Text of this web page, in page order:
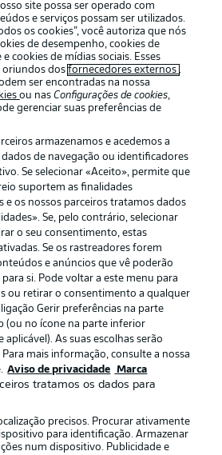
Avisos legais
Aviso de privacidade
Trabalhe conosco
Contato
site possa ser operado com
e serviços possam ser utilizados.
os cookies”, você autoriza que nós
de desempenho, cookies de
cookies de mídias sociais. Esses
oriundos dosfornecedores externos .
ser encontradas na nossa
ou nasConfigurações de cookies,
gerenciar suas preferências de
armazenamos e acedemos a
de navegação ou identificadores
Se selecionar «Aceito», permite que
suportem as finalidades
e os nossos parceiros tratamos dados
Se, pelo contrário, selecionar
o seu consentimento, estas
Se os rastreadores forem
e anúncios que vê poderão
si. Pode voltar a este menu para
ou retirar o consentimento a qualquer
Gerir preferências na parte
(ou no ícone na parte inferior
aplicável). As suas escolhas serão
mais informação, consulte a nossa
Aviso de privacidade Marca
tratamos os dados para
precisos. Procurar ativamente
para identificação. Armazenar
num dispositivo. Publicidade e